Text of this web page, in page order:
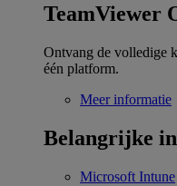
TeamViewer
Ontvang de volledige
één platform.
Meer informatie
Belangrijke
Microsoft Intune